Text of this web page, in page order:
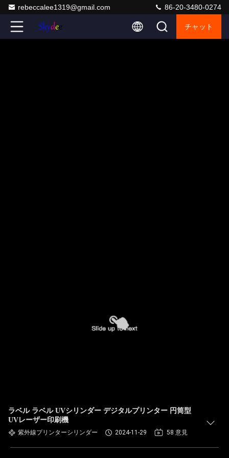
rebeccalee1319@gmail.com 86-20-3480-0274
チャット
ラベル ラベル UVシリンダー デジタルプリンター 円筒型
UVレーザー印刷機
紫外線プリンターシリンダー 2024-11-29 58 意見